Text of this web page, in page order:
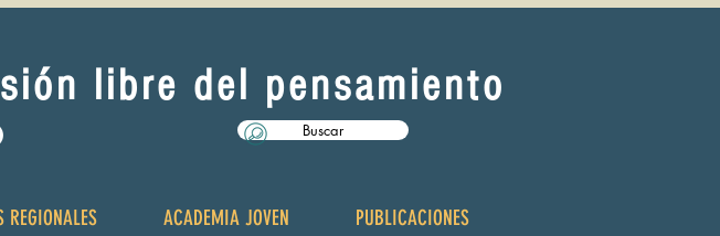
libre del pensamiento
Buscar
REGIONALES ACADEMIA JOVEN PUBLICACIONES